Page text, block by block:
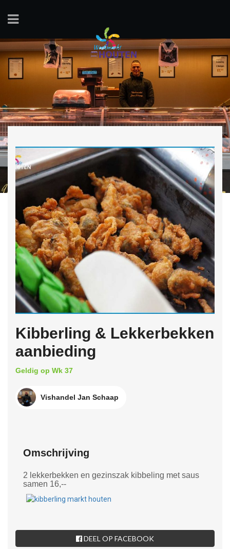
Kibberling & Lekkerbekken
aanbieding
Geldig op Wk 37
Vishandel Jan Schaap
Omschrijving
2 lekkerbekken en gezinszak kibbeling met saus
samen 16,--
DEEL OP FACEBOOK